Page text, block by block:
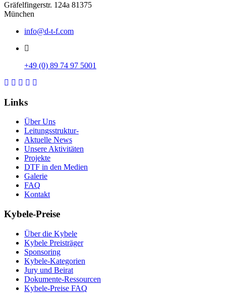
Gräfelfingerstr. 124a 81375
München
info@d-t-f.com
+49 (0) 89 74 97 5001
Links
Über Uns
Leitungsstruktur-
Aktuelle News
Unsere Aktivitäten
Projekte
DTF in den Medien
Galerie
FAQ
Kontakt
Kybele-Preise
Über die Kybele
Kybele Preisträger
Sponsoring
Kybele-Kategorien
Jury und Beirat
Dokumente-Ressourcen
Kybele-Preise FAQ